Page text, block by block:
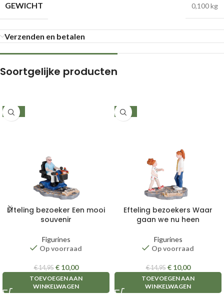
GEWICHT
0,100 kg
Verzenden en betalen
Soortgelijke producten
-33%
Efteling bezoeker Een mooi
souvenir
Figurines
Op voorraad
€14,95 €10,00
TOEVOEGEN AAN
WINKELWAGEN
-33%
Efteling bezoekers Waar
gaan we nu heen
Figurines
Op voorraad
€14,95 €10,00
TOEVOEGEN AAN
WINKELWAGEN